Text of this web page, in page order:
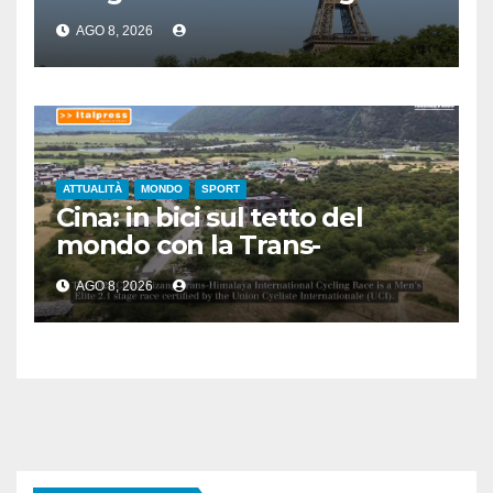
altezze
AGO 8, 2026
ATTUALITÀ MONDO SPORT
Cina: in bici sul tetto del
mondo con la Trans-
Himalaya Race
AGO 8, 2026